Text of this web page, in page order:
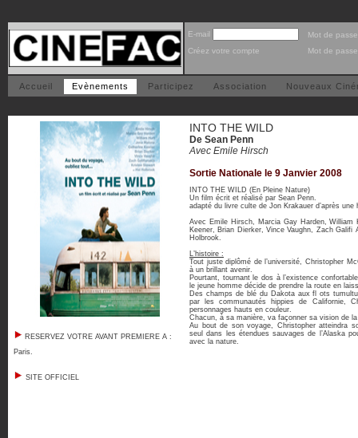
E-mail
Mot de passe
Créez votre compte
Mot de
Accueil Evènements Participez Association Nouveaux
RESERVEZ VOTRE AVANT PREMIERE A :
Paris.
SITE OFFICIEL
INTO THE WILD
De Sean Penn
Avec Emile Hirsch
Sortie Nationale le 9 Janvier 2008
INTO THE WILD (En Pleine Nature)
Un film écrit et réalisé par Sean Penn.
adapté du livre culte de Jon Krakauer d’après une
Avec Emile Hirsch, Marcia Gay Harden, William
Keener, Brian Dierker, Vince Vaughn, Zach
Holbrook.
L’histoire :
Tout juste diplômé de l’université, Christopher
à un brillant avenir.
Pourtant, tournant le dos à l’existence
le jeune homme décide de prendre la route en
Des champs de blé du Dakota aux fl ots
par les communautés hippies de Californie,
personnages hauts en couleur.
Chacun, à sa manière, va façonner sa vision de
Au bout de son voyage, Christopher atteindra
seul dans les étendues sauvages de l’Alaska
avec la nature.